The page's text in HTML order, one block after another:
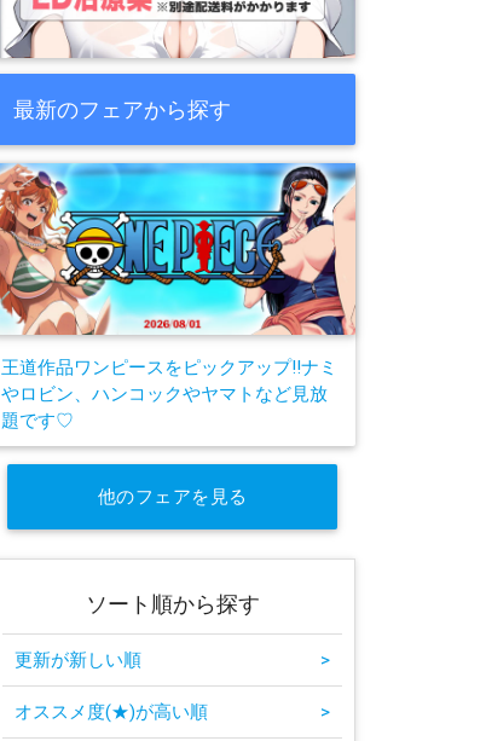
最新のフェアから探す
王道作品ワンピースをピックアップ!!ナミ
やロビン、ハンコックやヤマトなど見放
題です♡
他のフェアを見る
ソート順から探す
更新が新しい順 >
オススメ度(★)が高い順 >